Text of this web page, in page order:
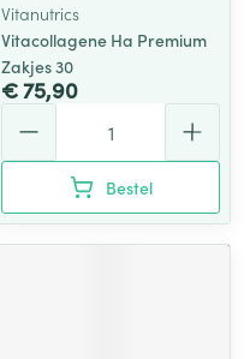
Vitanutrics
Vitacollagene Ha Premium
Zakjes 30
€ 75,90
Bestel